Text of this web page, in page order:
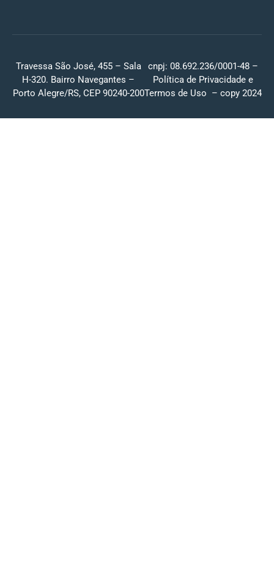
Travessa São José, 455 – Sala
H-320. Bairro Navegantes –
Porto Alegre/RS, CEP 90240-200
cnpj: 08.692.236/0001-48 –
Política de Privacidade e
Termos de Uso – copy 2024